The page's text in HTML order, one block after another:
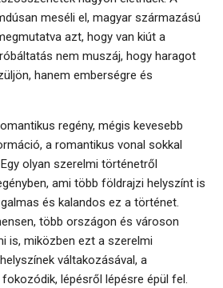
meséli el, magyar származású
azt, hogy van kiút a
nem muszáj, hogy haragot
hanem emberségre és
regény, mégis kevesebb
a romantikus vonal sokkal
olyan szerelmi történetről
ami több földrajzi helyszínt is
és kalandos ez a történet.
több országon és városon
is, miközben ezt a szerelmi
váltakozásával, a
lépésről lépésre épül fel.